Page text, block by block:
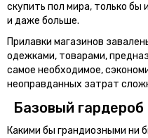
скупить пол мира, только бы
и даже больше.
Прилавки магазинов
одежками, товарами,
самое необходимое,
неоправданных затрат
Базовый
Какими бы грандиозными ни